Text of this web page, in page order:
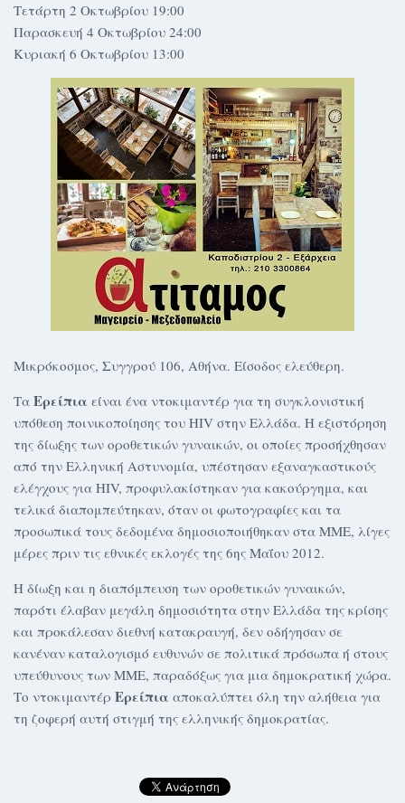
Τετάρτη 2 Οκτωβρίου 19:00
Παρασκευή 4 Οκτωβρίου 24:00
Κυριακή 6 Οκτωβρίου 13:00
Μικρόκοσμος, Συγγρού 106, Αθήνα. Είσοδος ελεύθερη.
Τα Ερείπια είναι ένα ντοκιμαντέρ για τη συγκλονιστική
υπόθεση ποινικοποίησης του HIV στην Ελλάδα. Η εξιστόρηση
της δίωξης των οροθετικών γυναικών, οι οποίες προσήχθησαν
από την Ελληνική Αστυνομία, υπέστησαν εξαναγκαστικούς
ελέγχους για ΗΙV, προφυλακίστηκαν για κακούργημα, και
τελικά διαπομπεύτηκαν, όταν οι φωτογραφίες και τα
προσωπικά τους δεδομένα δημοσιοποιήθηκαν στα ΜΜΕ, λίγες
μέρες πριν τις εθνικές εκλογές της 6ης Μαΐου 2012.
Η δίωξη και η διαπόμπευση των οροθετικών γυναικών,
παρότι έλαβαν μεγάλη δημοσιότητα στην Ελλάδα της κρίσης
και προκάλεσαν διεθνή κατακραυγή, δεν οδήγησαν σε
κανέναν καταλογισμό ευθυνών σε πολιτικά πρόσωπα ή στους
υπεύθυνους των ΜΜΕ, παραδόξως για μια δημοκρατική χώρα.
Το ντοκιμαντέρ Ερείπια αποκαλύπτει όλη την αλήθεια για
τη ζοφερή αυτή στιγμή της ελληνικής δημοκρατίας.